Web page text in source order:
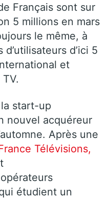
Français sont sur
5 millions en mars
le même, à
d’ici 5
et
start-up
nouvel acquéreur
Après une
Télévisions,
étudient un